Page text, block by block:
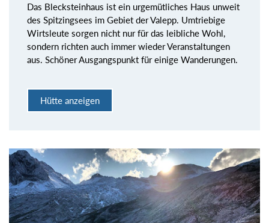
Das Blecksteinhaus ist ein urgemütliches Haus unweit
des Spitzingsees im Gebiet der Valepp. Umtriebige
Wirtsleute sorgen nicht nur für das leibliche Wohl,
sondern richten auch immer wieder Veranstaltungen
aus. Schöner Ausgangspunkt für einige Wanderungen.
Hütte anzeigen